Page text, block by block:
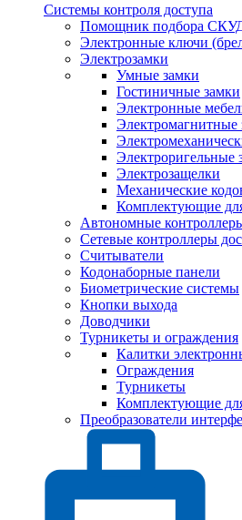
Системы контроля доступа
Помощник подбора
Электронные ключи
Электрозамки
Умные замки
Гостиничные замки
Электронные
Электромагнитные
Электроригельные
Электрозащелки
Механические
Комплектующие
Автономные
Сетевые контроллеры
Считыватели
Кодонаборные панели
Биометрические системы
Кнопки выхода
Доводчики
Турникеты и ограждения
Калитки
Ограждения
Турникеты
Комплектующие
Преобразователи